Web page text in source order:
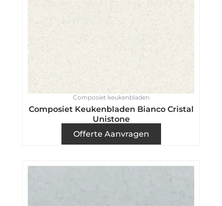
Composiet keukenbladen
Composiet Keukenbladen Bianco Cristal
Unistone
Offerte Aanvragen